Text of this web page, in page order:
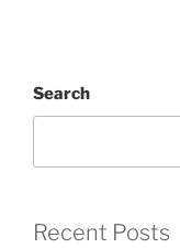
Search
Recent Posts